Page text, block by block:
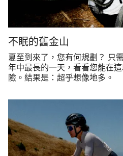
不眠的舊金山
夏至到來了，您有何規劃？ 只
年中最長的一天，看看您能在
險。結果是：超乎想像地多。